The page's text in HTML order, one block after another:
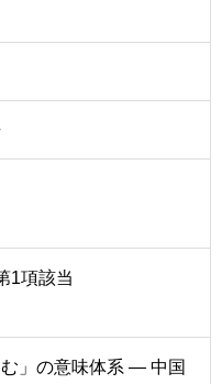
1項該当
」の意味体系 ― 中国